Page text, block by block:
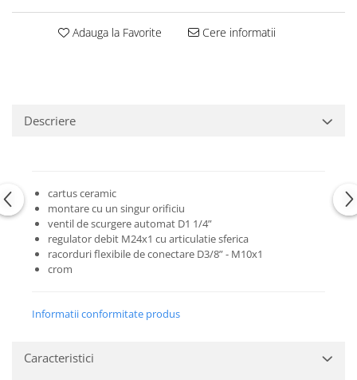
Adauga la Favorite Cere informatii
Descriere
cartus ceramic
montare cu un singur orificiu
ventil de scurgere automat D1 1/4”
regulator debit M24x1 cu articulatie sferica
racorduri flexibile de conectare D3/8” - M10x1
crom
Informatii conformitate produs
Caracteristici